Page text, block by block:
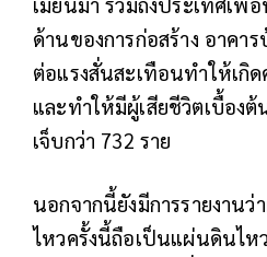
ด้านของการก่อสร้าง อาคา
ต่อแรงสั่นสะเทือนทำให้เกิ
และทำให้มีผู้เสียชีวิตเบื้อง
เจ็บกว่า 732 ราย
นอกจากนี้ยังมีการรายงาน
ไหวครั้งนี้ถือเป็นแผ่นดินไห